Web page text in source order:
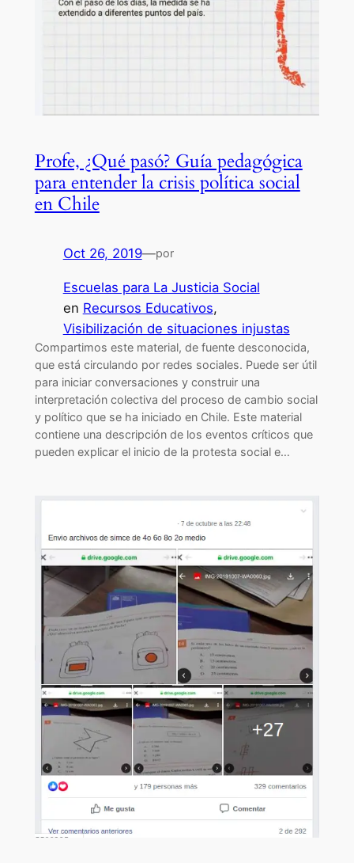
Profe, ¿Qué pasó? Guía pedagógica
para entender la crisis política social
en Chile
Oct 26, 2019—por
Escuelas para La Justicia Social
en Recursos Educativos
Visibilización de situaciones injustas
Compartimos este material, de fuente desconocida,
que está circulando por redes sociales. Puede ser útil
para iniciar conversaciones y construir una
interpretación colectiva del proceso de cambio social
y político que se ha iniciado en Chile. Este material
contiene una descripción de los eventos críticos que
pueden explicar el inicio de la protesta social e…